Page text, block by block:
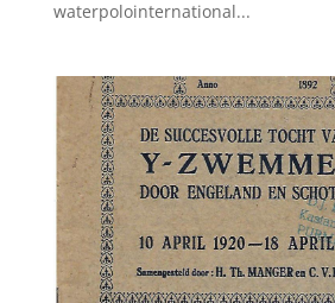
waterpolointernational...